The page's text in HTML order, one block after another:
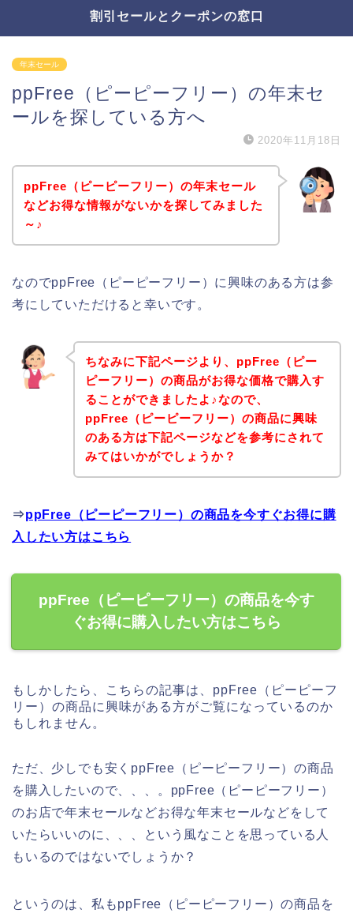
割引セールとクーポンの窓口
年末セール
ppFree（ピーピーフリー）の年末セ
ールを探している方へ
2020年11月18日
ppFree（ピーピーフリー）の年末セール
などお得な情報がないかを探してみました
～♪
なのでppFree（ピーピーフリー）に興味のある方は参
考にしていただけると幸いです。
ちなみに下記ページより、ppFree（ピー
ピーフリー）の商品がお得な価格で購入す
ることができましたよ♪なので、
ppFree（ピーピーフリー）の商品に興味
のある方は下記ページなどを参考にされて
みてはいかがでしょうか？
⇒ppFree（ピーピーフリー）の商品を今すぐお得に購
入したい方はこちら
ppFree（ピーピーフリー）の商品を今す
ぐお得に購入したい方はこちら
もしかしたら、こちらの記事は、ppFree（ピーピーフ
リー）の商品に興味がある方がご覧になっているのか
もしれません。
ただ、少しでも安くppFree（ピーピーフリー）の商品
を購入したいので、、、。ppFree（ピーピーフリー）
のお店で年末セールなどお得な年末セールなどをして
いたらいいのに、、、という風なことを思っている人
もいるのではないでしょうか？
というのは、私もppFree（ピーピーフリー）の商品を